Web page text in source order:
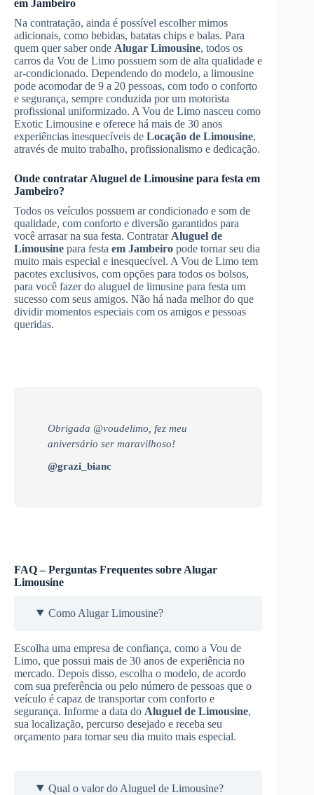
em Jambeiro
Na contratação, ainda é possível escolher mimos
adicionais, como bebidas, batatas chips e balas. Para
quem quer saber onde Alugar Limousine, todos os
carros da Vou de Limo possuem som de alta qualidade e
ar-condicionado. Dependendo do modelo, a limousine
pode acomodar de 9 a 20 pessoas, com todo o conforto
e segurança, sempre conduzida por um motorista
profissional uniformizado. A Vou de Limo nasceu como
Exotic Limousine e oferece há mais de 30 anos
experiências inesquecíveis de Locação de Limousine,
através de muito trabalho, profissionalismo e dedicação.
Onde contratar Aluguel de Limousine para festa em
Jambeiro?
Todos os veículos possuem ar condicionado e som de
qualidade, com conforto e diversão garantidos para
você arrasar na sua festa. Contratar Aluguel de
Limousine para festa em Jambeiro pode tornar seu dia
muito mais especial e inesquecível. A Vou de Limo tem
pacotes exclusivos, com opções para todos os bolsos,
para você fazer do aluguel de limusine para festa um
sucesso com seus amigos. Não há nada melhor do que
dividir momentos especiais com os amigos e pessoas
queridas.
Obrigada @voudelimo, fez meu
aniversário ser maravilhoso!
@grazi_bianc
FAQ – Perguntas Frequentes sobre Alugar
Limousine
Como Alugar Limousine?
Escolha uma empresa de confiança, como a Vou de
Limo, que possui mais de 30 anos de experiência no
mercado. Depois disso, escolha o modelo, de acordo
com sua preferência ou pelo número de pessoas que o
veículo é capaz de transportar com conforto e
segurança. Informe a data do Aluguel de Limousine,
sua localização, percurso desejado e receba seu
orçamento para tornar seu dia muito mais especial.
Qual o valor do Aluguel de Limousine?